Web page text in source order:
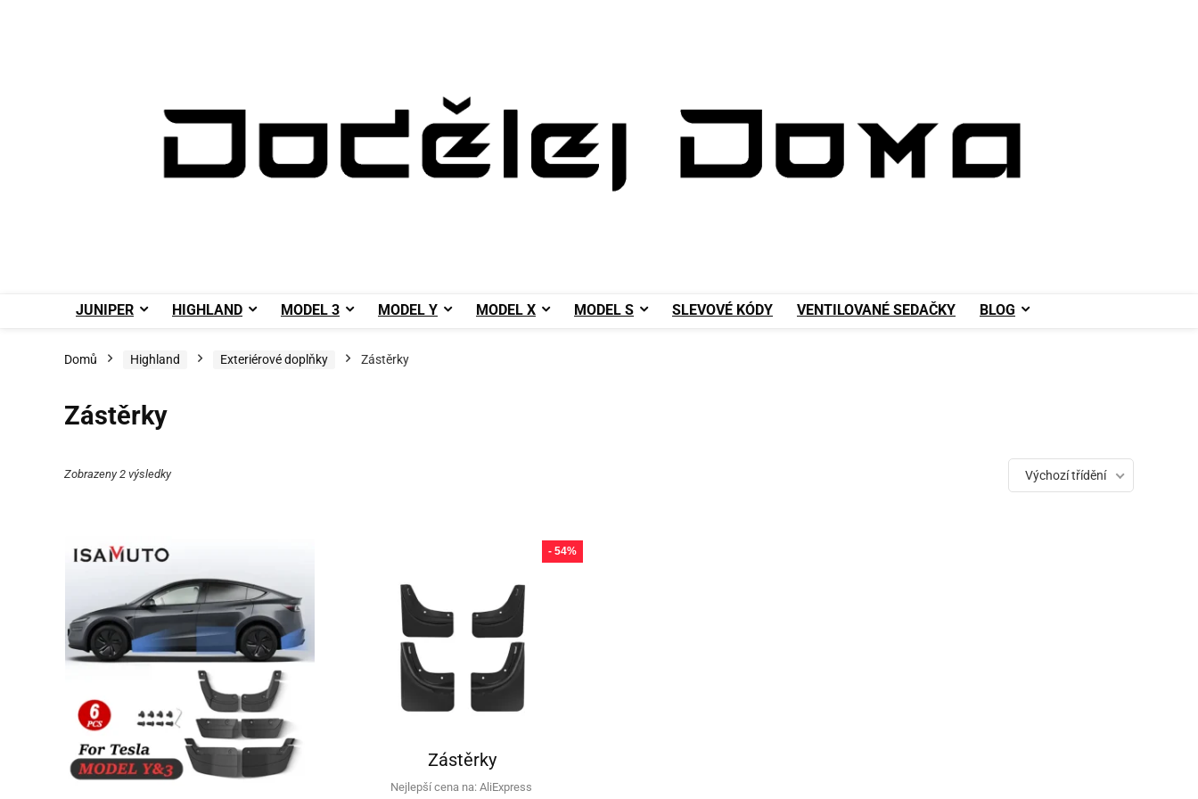
JUNIPER HIGHLAND MODEL 3 MODEL Y MODEL X MODEL S SLEVOVÉ KÓDY VENTILOVANÉ SEDAČKY BLOG
Domů Highland Exteriérové doplňky Zástěrky
Zástěrky
Zobrazeny 2 výsledky Výchozí třídění
- 54%
Zástěrky
Nejlepší cena na: AliExpress